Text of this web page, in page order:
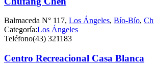
Balmaceda N° 117, Los Ángeles, Bío-Bío,
Categoría:Los Ángeles
Teléfono(43) 321183
Centro Recreacional Casa Blanca